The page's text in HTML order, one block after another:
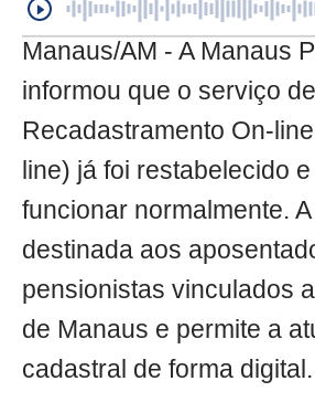
Manaus/AM - A Manaus
informou que o serviço de
Recadastramento On-
line) já foi restabelecido
funcionar normalmente.
destinada aos
pensionistas vinculados
de Manaus e permite a
cadastral de forma digital.